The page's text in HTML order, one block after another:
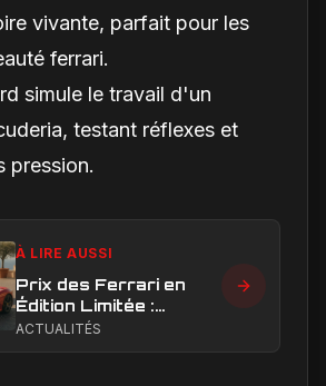
vivante, parfait pour les
ferrari.
simule le travail d'un
testant réflexes et
pression.
À LIRE AUSSI
Prix des Ferrari en
Édition Limitée :
Combien Coûtent les
ACTUALITÉS